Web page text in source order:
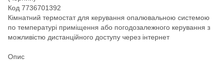
Код 7736701392
Кімнатний термостат для керування опалювальною системою
по температурі приміщення або погодозалежного керування з
можливістю дистанційного доступу через інтернет
Опис